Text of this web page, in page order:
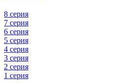
8 серия
7 серия
6 серия
5 серия
4 серия
3 серия
2 серия
1 серия